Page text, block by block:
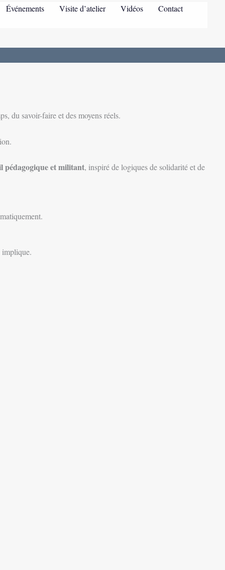
Événements Visite d’atelier Vidéos Contact
du savoir-faire et des moyens réels.
pédagogique et militant, inspiré de logiques de solidarité et de
implique.